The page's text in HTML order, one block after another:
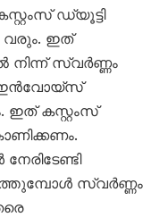
ഡ്യൂട്ടി
വരും. ഇത്
സ്വർണ്ണം
ഇൻവോയ്സ്
കസ്റ്റംസ്
സ്വർണ്ണം